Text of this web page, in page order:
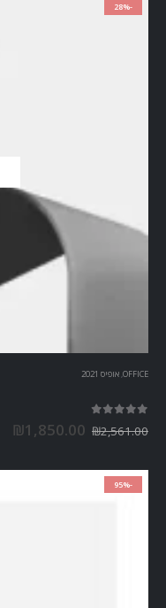
-28%
OFFICE
, אופיס 2021
₪2,561.00
₪1,850.00
-95%